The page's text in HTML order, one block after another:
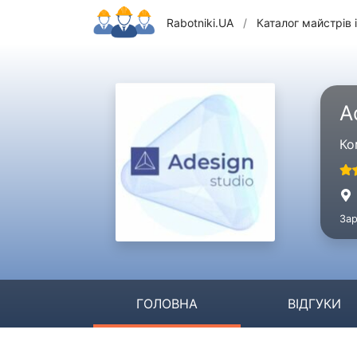
Rabotniki.UA / Каталог майстрів
ГОЛОВНА ВІДГУКИ